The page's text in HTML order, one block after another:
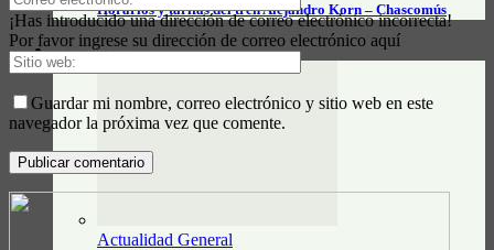
Horarios y tarifas del tren Alejandro Korn – Chascomús
CLASIFICADOS
Actualidad General
¡Has introducido una dirección de correo electrónico incorrecta!
Por favor ingrese su dirección de correo electrónico aquí
Guardar mi nombre, correo electrónico y sitio web en este
navegador la próxima vez que comente.